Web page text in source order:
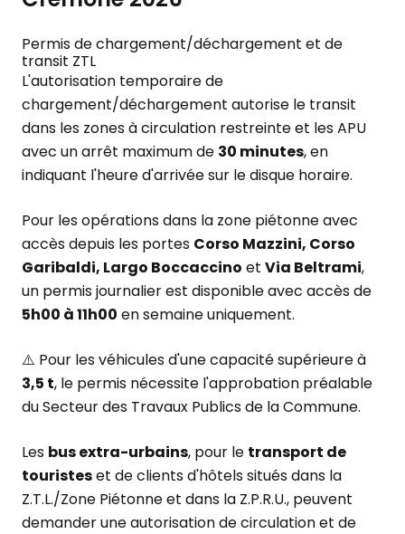
Permis de chargement/déchargement et de
transit ZTL
L'autorisation temporaire de
chargement/déchargement autorise le transit
dans les zones à circulation restreinte et les APU
avec un arrêt maximum de 30 minutes, en
indiquant l'heure d'arrivée sur le disque horaire.
Pour les opérations dans la zone piétonne avec
accès depuis les portes Corso Mazzini, Corso
Garibaldi, Largo Boccaccino et Via Beltrami,
un permis journalier est disponible avec accès de
5h00 à 11h00 en semaine uniquement.
⚠️ Pour les véhicules d'une capacité supérieure à
3,5 t, le permis nécessite l'approbation préalable
du Secteur des Travaux Publics de la Commune.
Les bus extra-urbains, pour le transport de
touristeset de clients d'hôtels situés dans la
Z.T.L./Zone Piétonne et dans la Z.P.R.U., peuvent
demander une autorisation de circulation et de